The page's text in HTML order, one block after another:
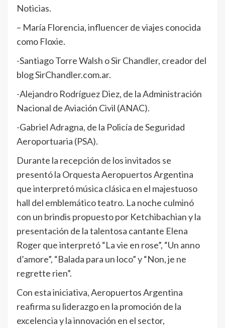
Noticias.
– María Florencia, influencer de viajes conocida
como Floxie.
-Santiago Torre Walsh o Sir Chandler, creador del
blog SirChandler.com.ar.
-Alejandro Rodríguez Diez, de la Administración
Nacional de Aviación Civil (ANAC).
-Gabriel Adragna, de la Policía de Seguridad
Aeroportuaria (PSA).
Durante la recepción de los invitados se
presentó la Orquesta Aeropuertos Argentina
que interpretó música clásica en el majestuoso
hall del emblemático teatro. La noche culminó
con un brindis propuesto por Ketchibachian y la
presentación de la talentosa cantante Elena
Roger que interpretó “La vie en rose”, “Un anno
d’amore”, “Balada para un loco” y “Non, je ne
regrette rien”.
Con esta iniciativa, Aeropuertos Argentina
reafirma su liderazgo en la promoción de la
excelencia y la innovación en el sector,